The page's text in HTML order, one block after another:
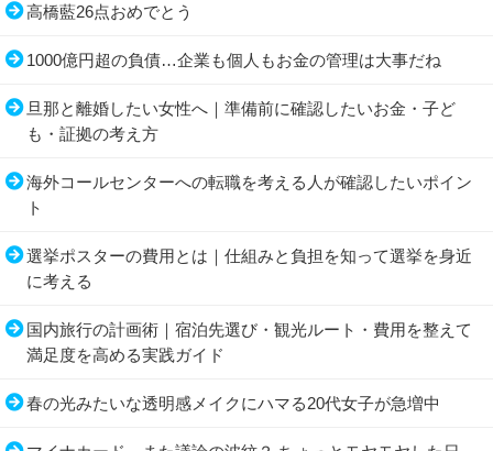
高橋藍26点おめでとう
1000億円超の負債…企業も個人もお金の管理は大事だね
旦那と離婚したい女性へ｜準備前に確認したいお金・子ど
も・証拠の考え方
海外コールセンターへの転職を考える人が確認したいポイン
ト
選挙ポスターの費用とは｜仕組みと負担を知って選挙を身近
に考える
国内旅行の計画術｜宿泊先選び・観光ルート・費用を整えて
満足度を高める実践ガイド
春の光みたいな透明感メイクにハマる20代女子が急増中